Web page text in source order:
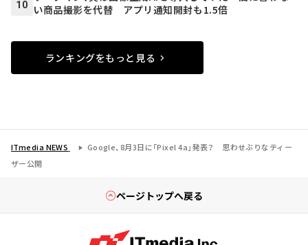
10
い商品撮影を代替 アプリ通知開封も1.5倍
ランキングをもっと見る
ITmedia NEWS
Google、8月3日に「Pixel 4a」発表？ 思わせぶりなティー
ザー公開
ページトップへ戻る